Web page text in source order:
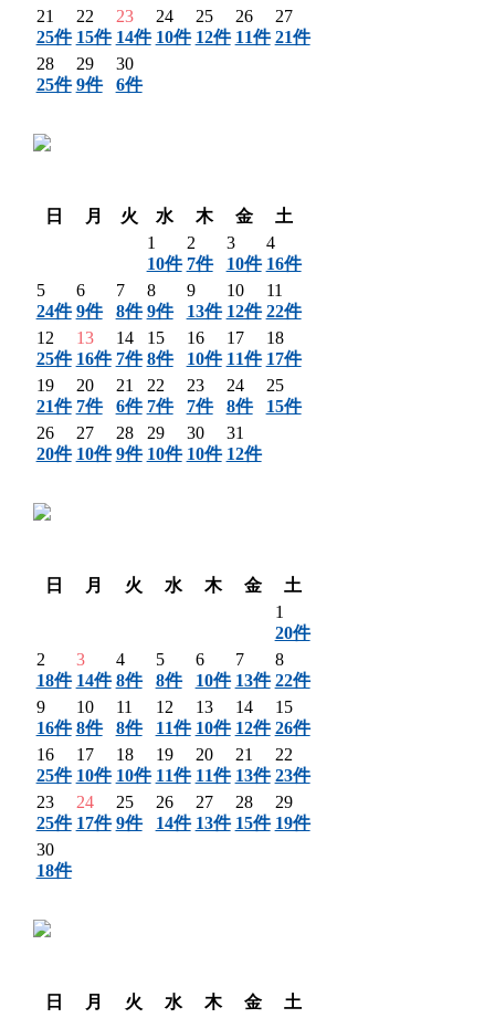
21
25件
22
15件
23
14件
24
10件
25
12件
26
11件
27
21件
28
25件
29
9件
30
6件
日
月 火 水 木 金
土
1
10件
2
7件
3
10件
4
16件
5
24件
6
9件
7
8件
8
9件
9
13件
10
12件
11
22件
12
25件
13
16件
14
7件
15
8件
16
10件
17
11件
18
17件
19
21件
20
7件
21
6件
22
7件
23
7件
24
8件
25
15件
26
20件
27
10件
28
9件
29
10件
30
10件
31
12件
日
月 火 水 木 金
土
1
20件
2
18件
3
14件
4
8件
5
8件
6
10件
7
13件
8
22件
9
16件
10
8件
11
8件
12
11件
13
10件
14
12件
15
26件
16
25件
17
10件
18
10件
19
11件
20
11件
21
13件
22
23件
23
25件
24
17件
25
9件
26
14件
27
13件
28
15件
29
19件
30
18件
日
月 火 水 木 金
土